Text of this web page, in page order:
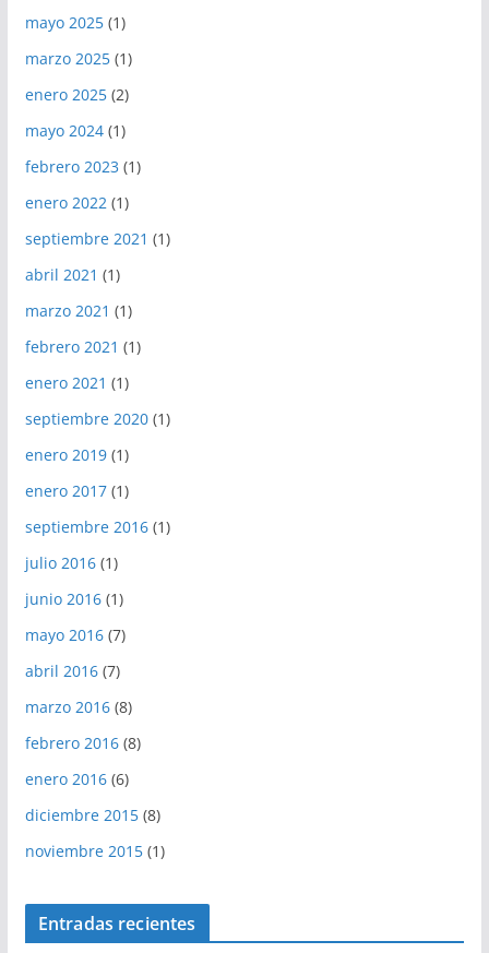
mayo 2025(1)
marzo 2025(1)
enero 2025(2)
mayo 2024(1)
febrero 2023 (1)
enero 2022 (1)
septiembre 2021 (1)
abril 2021 (1)
marzo 2021 (1)
febrero 2021 (1)
enero 2021 (1)
septiembre 2020(1)
enero 2019(1)
enero 2017(1)
septiembre 2016(1)
julio 2016(1)
junio 2016(1)
mayo 2016(7)
abril 2016(7)
marzo 2016(8)
febrero 2016(8)
enero 2016(6)
diciembre 2015(8)
noviembre 2015(1)
Entradas recientes